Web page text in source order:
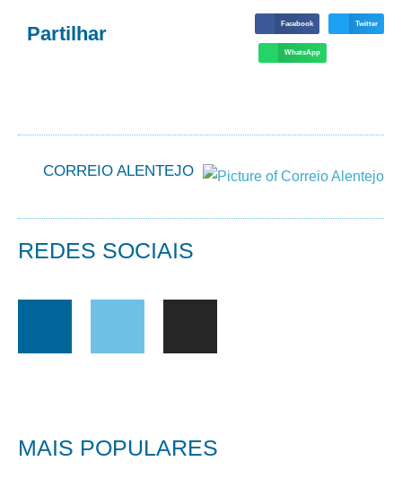
Partilhar Facebook Twitter
WhatsApp
CORREIO ALENTEJO
REDES SOCIAIS
MAIS POPULARES